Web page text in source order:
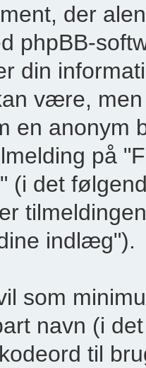
der
phpBB-
din
være,
en anonym
på
(i det
indlæg").
som
navn (i
til